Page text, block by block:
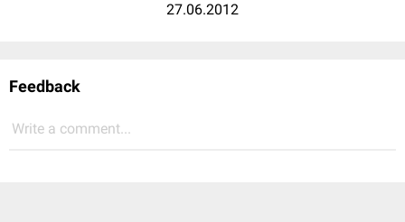
27.06.2012
Feedback
Write a comment...